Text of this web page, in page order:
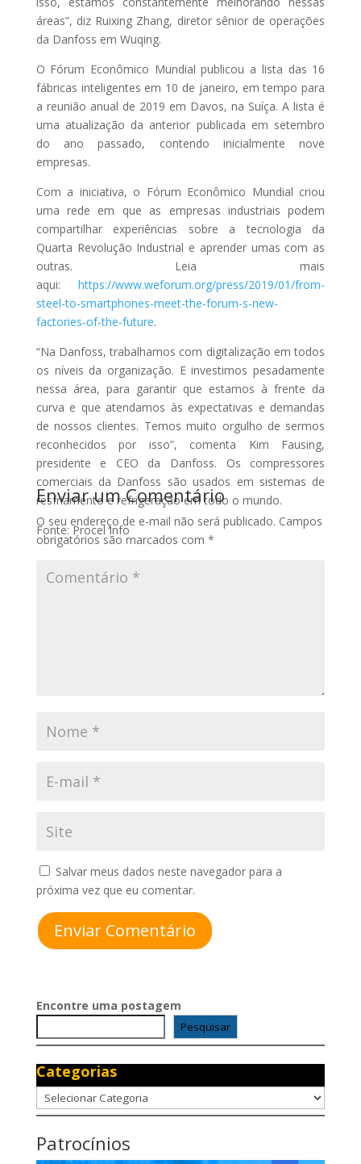
áreas”, diz Ruixing Zhang, diretor sênior de operações
da Danfoss em Wuqing.
O Fórum Econômico Mundial publicou a lista das 16
fábricas inteligentes em 10 de janeiro, em tempo para
a reunião anual de 2019 em Davos, na Suíça. A lista é
uma atualização da anterior publicada em setembro
do ano passado, contendo inicialmente nove
empresas.
Com a iniciativa, o Fórum Econômico Mundial criou
uma rede em que as empresas industriais podem
compartilhar experiências sobre a tecnologia da
Quarta Revolução Industrial e aprender umas com as
outras. Leia mais
aqui:https://www.weforum.org/press/2019/01/from-
steel-to-smartphones-meet-the-forum-s-new-
factories-of-the-future.
“Na Danfoss, trabalhamos com digitalização em todos
os níveis da organização. E investimos pesadamente
nessa área, para garantir que estamos à frente da
curva e que atendamos às expectativas e demandas
de nossos clientes. Temos muito orgulho de sermos
reconhecidos por isso”, comenta Kim Fausing,
presidente e CEO da Danfoss. Os compressores
comerciais da Danfoss são usados em sistemas de
resfriamento e refrigeração em todo o mundo.
Fonte: Procel Info
Enviar um Comentário
O seu endereço de e-mail não será publicado. Campos
obrigatórios são marcados com *
Salvar meus dados neste navegador para a
próxima vez que eu comentar.
Enviar Comentário
Encontre uma postagem
Pesquisar
Categorias
Categorias
Patrocínios